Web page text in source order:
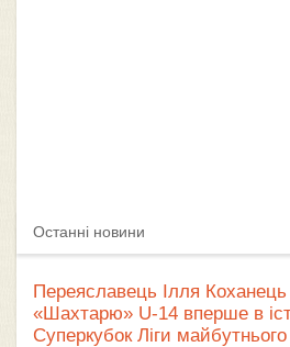
Останні новини
Переяславець Ілля Коханець
«Шахтарю» U-14 вперше в
Суперкубок Ліги майбутнього